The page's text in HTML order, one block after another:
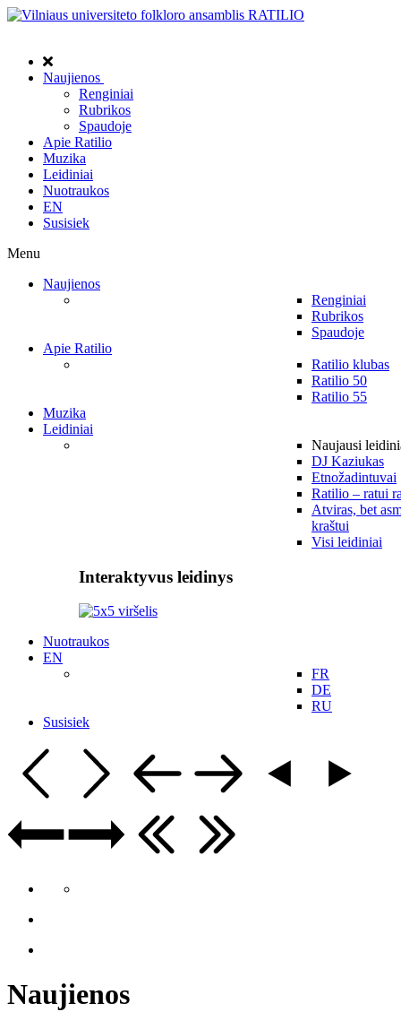
Naujienos
Renginiai
Rubrikos
Spaudoje
Apie Ratilio
Muzika
Leidiniai
Nuotraukos
EN
Susisiek
Menu
Naujienos
Renginiai
Rubrikos
Spaudoje
Apie Ratilio
Ratilio klubas
Ratilio 50
Ratilio 55
Muzika
Leidiniai
Naujausi
DJ Kaziukas
Etnožadintuvai
Ratilio – ratui
Atviras, bet
kraštui
Visi leidiniai
Interaktyvus leidinys
Nuotraukos
EN
FR
DE
RU
Susisiek
Naujienos